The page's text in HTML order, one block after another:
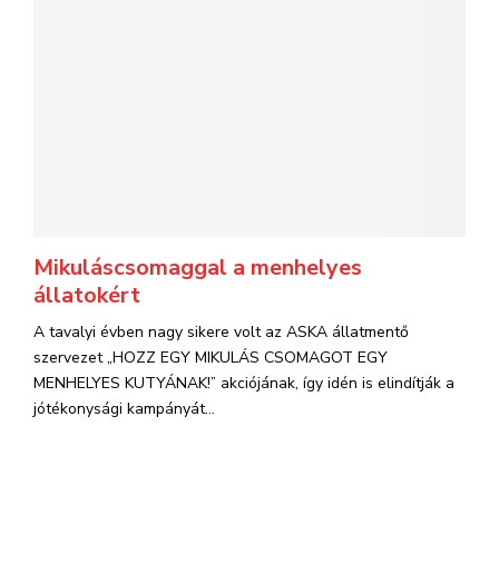
Mikuláscsomaggal a menhelyes
állatokért
A tavalyi évben nagy sikere volt az ASKA állatmentő
szervezet „HOZZ EGY MIKULÁS CSOMAGOT EGY
MENHELYES KUTYÁNAK!” akciójának, így idén is elindítják a
jótékonysági kampányát...